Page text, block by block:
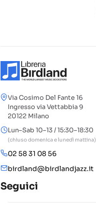
Via Cosimo Del Fante 16
Ingresso via Vettabbia 9
20122 Milano
Lun–Sab 10–13 / 15:30–18:30
(chiuso domenica e lunedì mattina)
02 58 31 08 56
birdland@birdlandjazz.it
Seguici